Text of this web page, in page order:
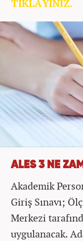
TIKLAYINIZ.
ALES 3 NE
Akademik
Giriş Sınavı;
Merkezi
uygulanacak.